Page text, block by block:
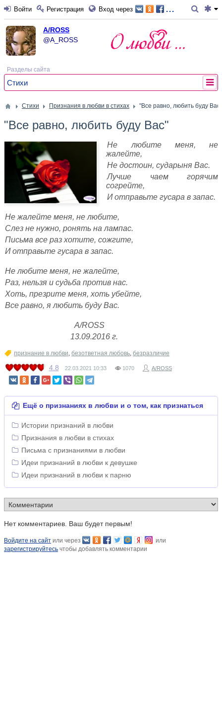
Войти Регистрация Вход через ...
A/ROSS
@A_ROSS
Разделы сайта
Стихи
Стихи Признания в любви в стихах "Все равно, любить буду Вас"
"Все равно, любить буду Вас"
Не любите меня, не
жалейте,
Не достоин, сударыня Вас.
Лучше чаем горячим
согрейте,
И отправьте гусара в запас.
Не жалейте меня, не любите,
Слез не нужно, ронять на лампас.
Письма все раз хотите, сожгите,
И отправьте гусара в запас.
Не любите меня, не жалейте,
Раз, нельзя и судьба против нас.
Хоть, презрите меня, хоть убейте,
Все равно, я любить буду Вас.
А/ROSS
13.09.2016 г.
признание в любви, безответная любовь, безразличие
4.8 22.03.2021 10:33 1070 A/ROSS
Ещё о признаниях в любви и о том, как признаться
Истории признаний в любви
Признания в любви в стихах
Письма с признаниями в любви
Идеи признаний в любви к девушке
Идеи признаний в любви к парню
Нет комментариев. Ваш будет первым!
Войдите на сайт или через
или
зарегистрируйтесь чтобы добавлять комментарии